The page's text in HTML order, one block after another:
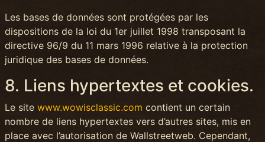
Les bases de données sont protégées par les
dispositions de la loi du 1er juillet 1998 transposant la
directive 96/9 du 11 mars 1996 relative à la protection
juridique des bases de données.
8. Liens hypertextes et cookies.
Le site www.wowisclassic.com contient un certain
nombre de liens hypertextes vers d’autres sites, mis en
place avec l’autorisation de Wallstreetweb. Cependant,